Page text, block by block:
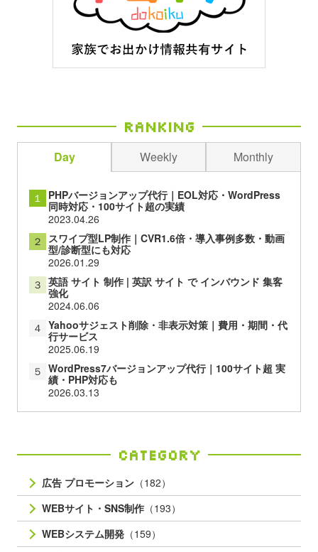
Ranking
Day Weekly Monthly
１ PHPバージョンアップ代行｜EOL対応・WordPress
同時対応・100サイト超の実績
2023.04.26
２ スワイプ型LP制作｜CVR1.6倍・導入事例多数・動画
型/診断型にも対応
2026.01.29
３ 英語 サイト 制作 | 英訳 サイト で インバウンド 集客
強化
2024.06.06
４ Yahooサジェスト削除・非表示対策｜費用・期間・代
行サービス
2025.06.19
５ WordPress7バージョンアップ代行｜100サイト超 実
績・PHP対応も
2026.03.13
Category
広告 プロモーション （182）
WEBサイト・SNS制作 （193）
WEBシステム開発 （159）